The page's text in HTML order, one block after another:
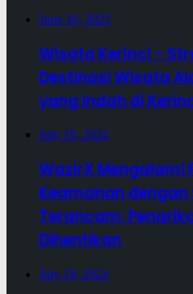
June 10, 2025
Wisata Kerinci –
Destinasi Wisata
yang Indah di
July 19, 2024
WazirX Mengalami
Keamanan
Terancam;
Dihentikan
July 19, 2024